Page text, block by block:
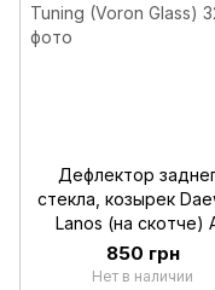
Дефлектор
стекла, козырек
Lanos (на скотче)
Tuning (Voron Glass)
850 грн
Нет в наличии